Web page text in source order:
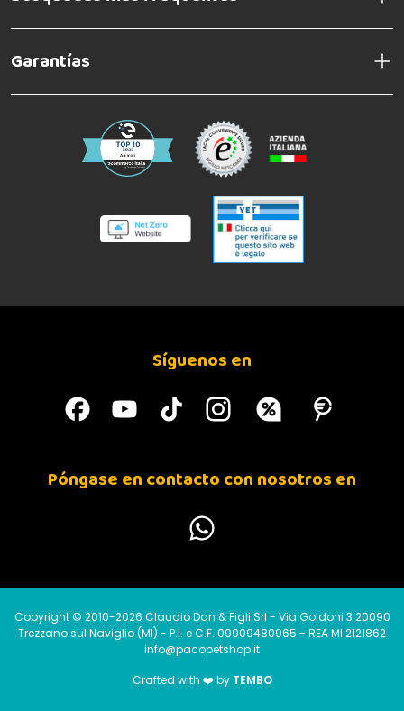
Garantías
Síguenos en
Póngase en contacto con nosotros en
Copyright © 2010-2026 Claudio Dan & Figli Srl - Via Goldoni 3 20090
Trezzano sul Naviglio (MI) - P.I. e C.F. 09909480965 - REA MI 2121862
info@pacopetshop.it
Crafted with ❤️ by TEMBO